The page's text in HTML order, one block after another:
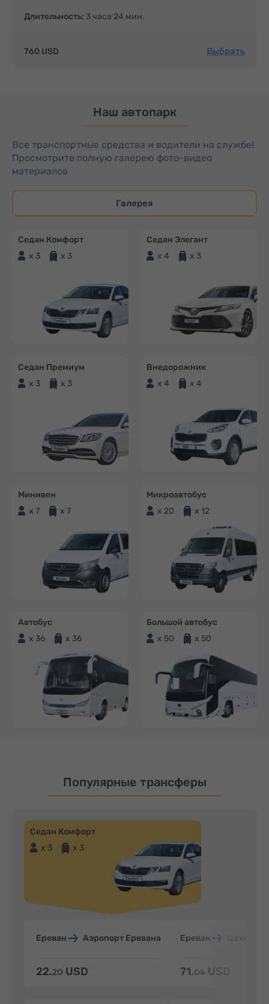
Длительность: 3 часа 24 мин.
760 USD Выбрать
Наш автопарк
Все транспортные средства и водители на службе!
Просмотрите полную галерею фото-видео
материалов
Галерея
Седан Комфорт
x 3
x 3
Седан Элегант
x 4
x 3
Седан Премиум
x 3
x 3
Внедорожник
x 4
x 4
Минивен
x 7
x 7
Микроавтобус
x 20
x 12
Автобус
x 36
x 36
Большой автобус
x 50
x 50
Популярные трансферы
Седан Комфорт
x 3
x 3
Ереван Аэропорт Еревана
22.20 USD
Ереван
71.04 USD